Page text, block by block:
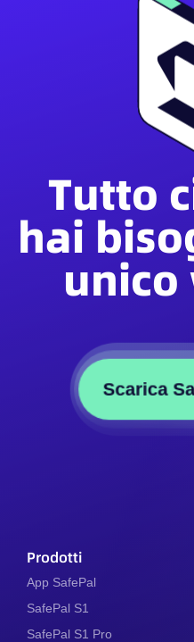
Tutto
hai
Scarica
Prodotti
App SafePal
SafePal S1
SafePal S1 Pro